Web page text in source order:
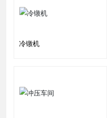
冷镦机